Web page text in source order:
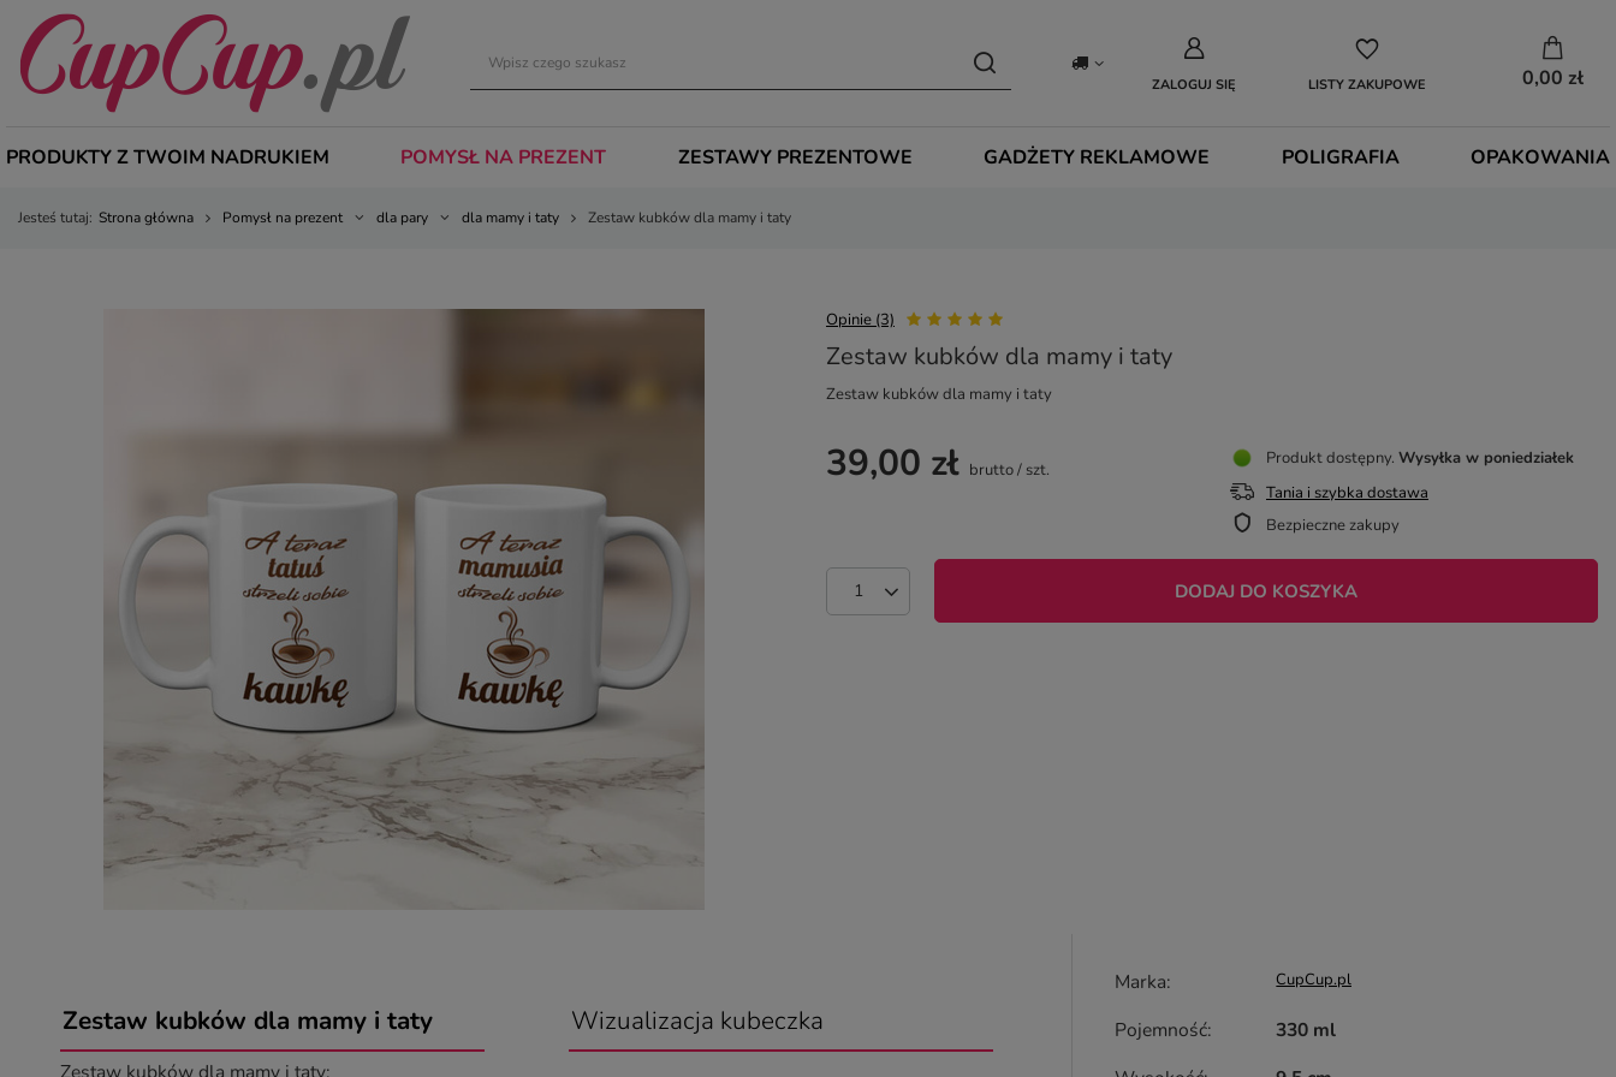
ZALOGUJ SIĘ LISTY ZAKUPOWE 0,00 zł
PRODUKTY Z TWOIM NADRUKIEM POMYSŁ NA PREZENT ZESTAWY PREZENTOWE GADŻETY REKLAMOWE POLIGRAFIA OPAKOWANIA
Jesteś tutaj: Strona główna Pomysł na prezent dla pary dla mamy i taty Zestaw kubków dla mamy i taty
Opinie (3)
Zestaw kubków dla mamy i taty
Zestaw kubków dla mamy i taty
39,00 zł brutto/ szt.
DODAJ DO KOSZYKA
Produkt dostępny Wysyłka w poniedziałek
Tania i szybka dostawa
Bezpieczne zakupy
Zestaw kubków dla mamy i taty Wizualizacja kubeczka
Marka CupCup.pl
Pojemność
330 ml